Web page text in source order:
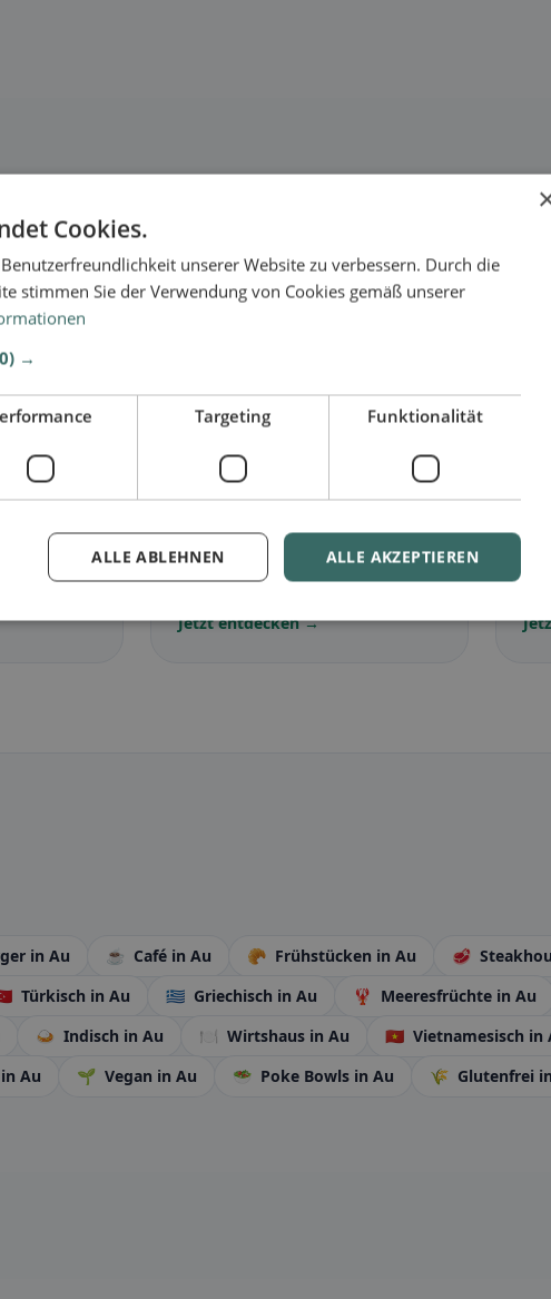
Glutenfrei in Au
Glutenfreie Optionen &
Community-Tipps
Jetzt entdecken →
in Au ☕ Café in Au 🥐 Frühstücken in Au 🥩
Türkisch in Au 🇬🇷 Griechisch in Au 🦞 Meeresfrüchte in Au
🍛 Indisch in Au 🍽️ Wirtshaus in Au 🇻🇳 Vietnamesisch in
in Au 🌱 Vegan in Au 🥗 Poke Bowls in Au 🌾 Glutenfrei
Cookies.
unserer Website zu verbessern. Durch die
stimmen Sie der Verwendung von Cookies gemäß unserer
→
Targeting Funktionalität
ALLE AKZEPTIEREN
ALLE ABLEHNEN